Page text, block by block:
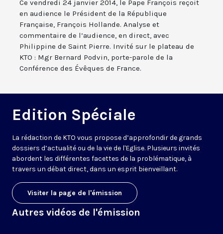
Ce vendredi 24 janvier 2014, le Pape François reçoit
en audience le Président de la République
Française, François Hollande. Analyse et
commentaire de l’audience, en direct, avec
Philippine de Saint Pierre. Invité sur le plateau de
KTO : Mgr Bernard Podvin, porte-parole de la
Conférence des Évêques de France.
Edition Spéciale
La rédaction de KTO vous propose d’approfondir de grands
dossiers d’actualité ou de la vie de l'Eglise. Plusieurs invités
abordent les différentes facettes de la problématique, à
travers un débat direct, dans un esprit bienveillant.
Visiter la page de l'émission
Autres vidéos de l'émission